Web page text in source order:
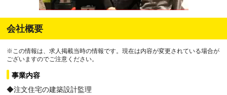
会社概要
※この情報は、求人掲載当時の情報です。現在は内容が変更されている場合が
ございますのでご注意ください。
事業内容
◆注文住宅の建築設計監理